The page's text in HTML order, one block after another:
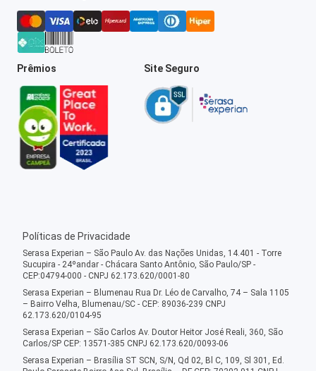
Prêmios Site Seguro
Políticas de Privacidade
Serasa Experian – São Paulo Av. das Nações Unidas, 14.401 - Torre
Sucupira - 24ºandar - Chácara Santo Antônio, São Paulo/SP -
CEP:04794-000 - CNPJ 62.173.620/0001-80
Serasa Experian – Blumenau Rua Dr. Léo de Carvalho, 74 – Sala 1105
– Bairro Velha, Blumenau/SC - CEP: 89036-239 CNPJ
62.173.620/0104-95
Serasa Experian – São Carlos Av. Doutor Heitor José Reali, 360, São
Carlos/SP CEP: 13571-385 CNPJ 62.173.620/0093-06
Serasa Experian – Brasília ST SCN, S/N, Qd 02, Bl C, 109, Sl 301, Ed.